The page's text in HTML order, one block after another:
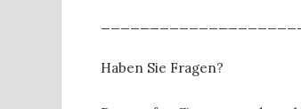
Haben Sie Fragen?